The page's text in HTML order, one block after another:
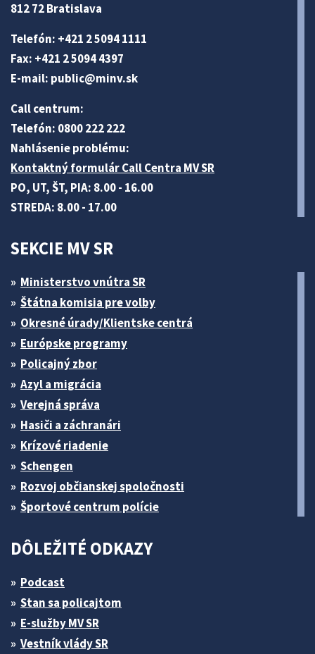
812 72 Bratislava
Telefón: +421 2 5094 1111
Fax: +421 2 5094 4397
E-mail: public@minv.sk
Call centrum:
Telefón: 0800 222 222
Nahlásenie problému:
Kontaktný formulár Call Centra MV SR
PO, UT, ŠT, PIA: 8.00 - 16.00
STREDA: 8.00 - 17.00
SEKCIE MV SR
Ministerstvo vnútra SR
Štátna komisia pre volby
Okresné úrady/Klientske centrá
Európske programy
Policajný zbor
Azyl a migrácia
Verejná správa
Hasiči a záchranári
Krízové riadenie
Schengen
Rozvoj občianskej spoločnosti
Športové centrum polície
DÔLEŽITÉ ODKAZY
Podcast
Stan sa policajtom
E-služby MV SR
Vestník vlády SR